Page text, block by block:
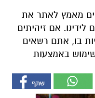
מאמץ לאתר את
לידינו. אם זיהיתים
בו, אתם רשאים
באמצעות